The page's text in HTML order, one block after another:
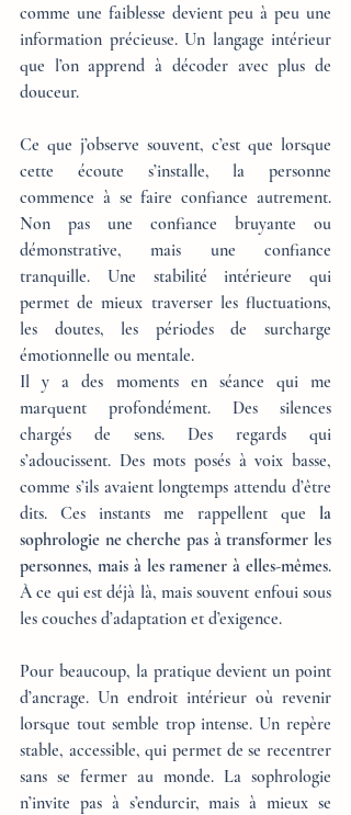
comme une faiblesse devient peu à peu une
information précieuse. Un langage intérieur
que l’on apprend à décoder avec plus de
douceur.
Ce que j’observe souvent, c’est que lorsque
cette écoute s’installe, la personne
commence à se faire confiance autrement.
Non pas une confiance bruyante ou
démonstrative, mais une confiance
tranquille. Une stabilité intérieure qui
permet de mieux traverser les fluctuations,
les doutes, les périodes de surcharge
émotionnelle ou mentale.
Il y a des moments en séance qui me
marquent profondément. Des silences
chargés de sens. Des regards qui
s’adoucissent. Des mots posés à voix basse,
comme s’ils avaient longtemps attendu d’être
dits. Ces instants me rappellent que la
sophrologie ne cherche pas à transformer les
personnes, mais à les ramener à elles-mêmes.
À ce qui est déjà là, mais souvent enfoui sous
les couches d’adaptation et d’exigence.
Pour beaucoup, la pratique devient un point
d’ancrage. Un endroit intérieur où revenir
lorsque tout semble trop intense. Un repère
stable, accessible, qui permet de se recentrer
sans se fermer au monde. La sophrologie
n’invite pas à s’endurcir, mais à mieux se